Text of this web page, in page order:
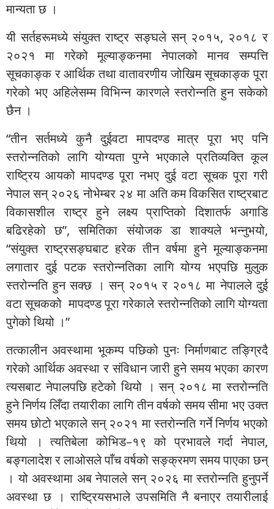
मान्यता छ ।
यी सर्तहरूमध्ये संयुक्त राष्ट्र सङ्घले सन् २०१५, २०१८ र
२०२१ मा गरेको मूल्याङ्कनमा नेपालको मानव सम्पत्ति
सूचकाङ्क र आर्थिक तथा वातावरणीय जोखिम सूचकाङ्क पूरा
गरेको भए अहिलेसम्म विभिन्न कारणले स्तरोन्नति हुन सकेको
छैन ।
“तीन सर्तमध्ये कुनै दुईवटा मापदण्ड मात्र पूरा भए पनि
स्तरोन्नतिको लागि योग्यता पुग्ने भएकाले प्रतिव्यक्ति कूल
राष्ट्रिय आयको मापदण्ड पूरा नभए दुई वटा सूचक पूरा गरी
नेपाल सन् २०२६ नोभेम्बर २४ मा अति कम विकसित राष्ट्रबाट
विकासशील राष्ट्र हुने लक्ष्य प्राप्तिको दिशातर्फ अगाडि
बढिरहेको छ”, समितिका संयोजक डा शाक्यले भन्नुभयो,
“संयुक्त राष्ट्रसङ्घबाट हरेक तीन वर्षमा हुने मूल्याङ्कनमा
लगातार दुई पटक स्तरोन्नतिका लागि योग्य भएपछि मुलुक
स्तरोन्नति हुन सक्छ । सन् २०१५ र २०१८ मा नेपालले दुई
वटा सूचकको मापदण्ड पूरा गरेकाले स्तरोन्नतिको लागि योग्यता
पुगेको थियो ।”
तत्कालीन अवस्थामा भूकम्प पछिको पुनः निर्माणबाट तङ्ग्रिदै
गरेको आर्थिक अवस्था र संविधान जारी हुने समय भएका कारण
त्यसबाट नेपालपछि हटेको थियो । सन् २०१८ मा स्तरोन्नति
हुने निर्णय लिँदा तयारीका लागि तीन वर्षको समय सीमा भए उक्त
समय छोटो भएकाले सन् २०२१ मा स्तरोन्नति गर्ने निर्णय भएको
थियो । त्यतिबेला कोभिड–१९ को प्रभावले गर्दा नेपाल,
बङ्गलादेश र लाओसले पाँच वर्षको सङ्क्रमण समय पाएका छन्
। यो अवस्थामा अब नेपालले सन् २०२६ मा स्तरोन्नति हुनुपर्ने
अवस्था छ । राष्ट्रियसभाले उपसमिति नै बनाएर तयारीलाई